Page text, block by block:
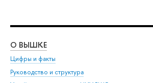
О ВЫШКЕ
Цифры и факты
Руководство и структура